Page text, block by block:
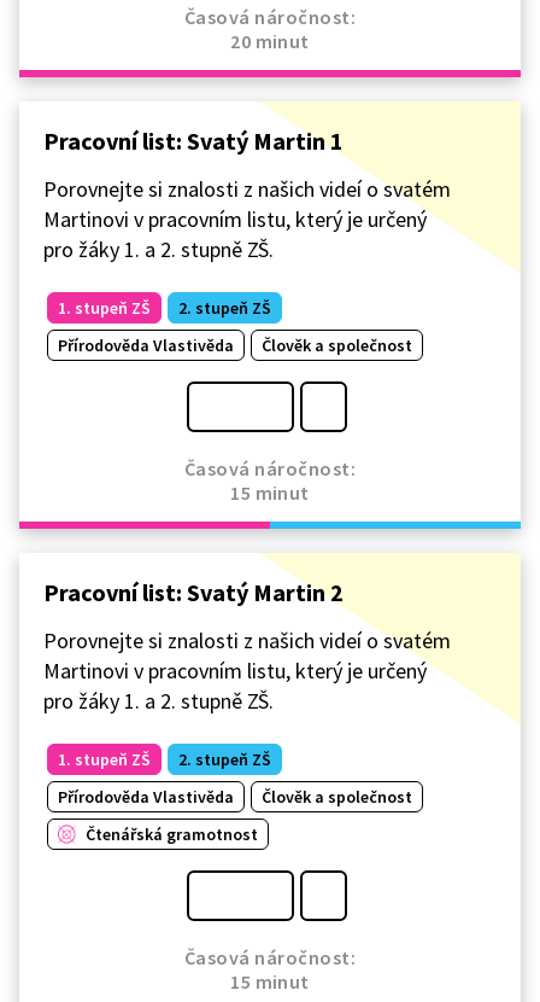
Časová náročnost:
20 minut
Pracovní list: Svatý Martin 1
Porovnejte si znalosti z našich videí o svatém
Martinovi v pracovním listu, který je určený
pro žáky 1. a 2. stupně ZŠ.
1. stupeň ZŠ
2. stupeň ZŠ
Přírodověda Vlastivěda
Člověk a společnost
Časová náročnost:
15 minut
Pracovní list: Svatý Martin 2
Porovnejte si znalosti z našich videí o svatém
Martinovi v pracovním listu, který je určený
pro žáky 1. a 2. stupně ZŠ.
1. stupeň ZŠ
2. stupeň ZŠ
Přírodověda Vlastivěda
Člověk a společnost
Čtenářská gramotnost
Časová náročnost:
15 minut